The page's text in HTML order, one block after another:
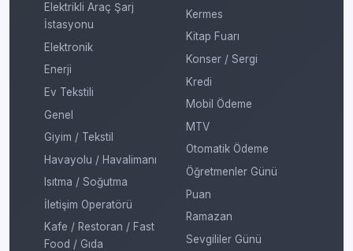
Elektrikli Araç Şarj
İstasyonu
Elektronik
Enerji
Ev Tekstili
Genel
Giyim / Tekstil
Havayolu / Havalimanı
Isıtma / Soğutma
İletişim Operatörü
Kafe / Restoran / Fast
Food / Gıda
Kermes
Kitap Fuarı
Konser / Sergi
Kredi
Mobil Ödeme
MTV
Otomatik Ödeme
Öğretmenler Günü
Puan
Ramazan
Sevgililer Günü